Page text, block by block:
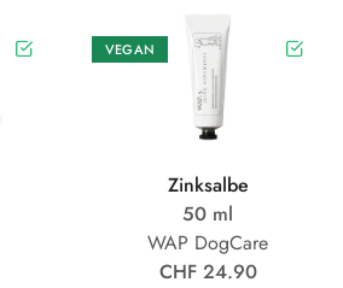
VEGAN
Zinksalbe
50 ml
WAP DogCare
CHF 24.90